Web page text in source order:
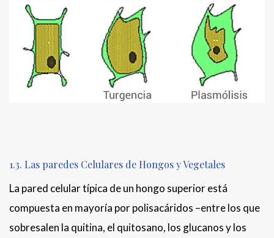
1.3. Las paredes Celulares de Hongos y Vegetales
La pared celular típica de un hongo superior está
compuesta en mayoría por polisacáridos –entre los que
sobresalen la quitina, el quitosano, los glucanos y los